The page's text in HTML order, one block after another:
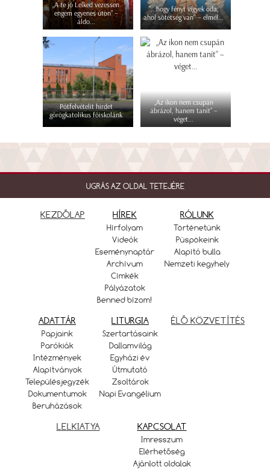
„A te jó Lelked vezessen
engem egyenes úton” –
áldo...
"...hogy fényt vigyek oda,
ahol sötétség van" – elmél...
Pótfelvételit hirdet
görögkatolikus főiskolánk
„Az ikon nem csupán
ábrázol, hanem tanít” –
véget...
UGRÁS AZ OLDAL TETEJÉRE
KEZDŐLAP HÍREK
Hírfolyam
Videók
Eseménynaptár
Archívum
Címkék
Pályázatok
Benned bízom!
RÓLUNK
Történetünk
Püspökeink
Alapító bulla
Nemzeti kegyhely
ADATTÁR
Papjaink
Parókiák
Intézmények
Alapítványok
Településjegyzék
Dokumentumok
Beruházások
LITURGIA
Szertartásaink
Dallamvilág
Egyházi év
Útmutató
Zsoltárok
Napi Evangélium
ÉLŐ KÖZVETÍTÉS
LELKIATYA KAPCSOLAT
Imresszum
Elérhetőség
Ajánlott oldalak